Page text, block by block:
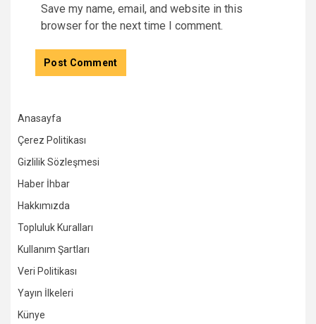
Save my name, email, and website in this
browser for the next time I comment.
Anasayfa
Çerez Politikası
Gizlilik Sözleşmesi
Haber İhbar
Hakkımızda
Topluluk Kuralları
Kullanım Şartları
Veri Politikası
Yayın İlkeleri
Künye